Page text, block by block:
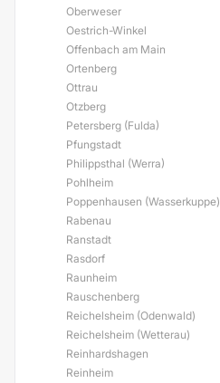
Oberweser
Oestrich-Winkel
Offenbach am Main
Ortenberg
Ottrau
Otzberg
Petersberg (Fulda)
Pfungstadt
Philippsthal (Werra)
Pohlheim
Poppenhausen (Wasserkuppe)
Rabenau
Ranstadt
Rasdorf
Raunheim
Rauschenberg
Reichelsheim (Odenwald)
Reichelsheim (Wetterau)
Reinhardshagen
Reinheim